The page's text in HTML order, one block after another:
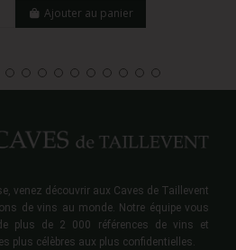
Ajouter au panier
venez découvrir aux Caves de Taillevent
de vins au monde. Notre équipe vous
plus de 2 000 références de vins et
plus célèbres aux plus confidentielles.